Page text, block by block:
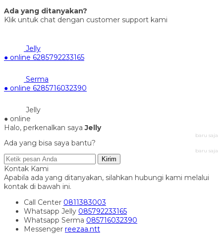
Ada yang ditanyakan?
Klik untuk chat dengan customer support kami
Jelly
● online 6285792233165
Serma
● online 6285716032390
Jelly
● online
Halo, perkenalkan sayaJelly
baru saja
Ada yang bisa saya bantu?
baru saja
Kirim
Kontak Kami
Apabila ada yang ditanyakan, silahkan hubungi kami melalui
kontak di bawah ini.
Call Center 0811383003
Whatsapp Jelly 085792233165
Whatsapp Serma 085716032390
Messenger reezaa.ntt